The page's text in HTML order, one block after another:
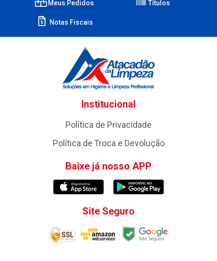
Meus Pedidos Títulos
Notas Fiscais
Institucional
Política de Privacidade
Política de Troca e Devolução
Baixe já nosso APP
Site Seguro